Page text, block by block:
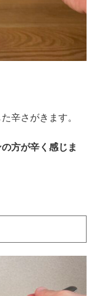
辛さがきます。
方が辛く感じま